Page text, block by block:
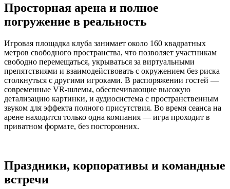
Просторная арена и полное
погружение в реальность
Игровая площадка клуба занимает около 160 квадратных
метров свободного пространства, что позволяет участникам
свободно перемещаться, укрываться за виртуальными
препятствиями и взаимодействовать с окружением без риска
столкнуться с другими игроками. В распоряжении гостей —
современные VR-шлемы, обеспечивающие высокую
детализацию картинки, и аудиосистема с пространственным
звуком для эффекта полного присутствия. Во время сеанса на
арене находится только одна компания — игра проходит в
приватном формате, без посторонних.
Праздники, корпоративы и командные
встречи